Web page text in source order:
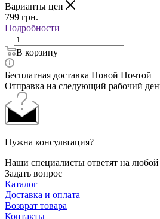
Варианты цен
799 грн.
Подробности
В корзину
Бесплатная доставка Новой Почтой
Отправка на следующий рабочий
Нужна консультация?
Наши специалисты ответят на
Задать вопрос
Каталог
Доставка и оплата
Возврат товара
Контакты